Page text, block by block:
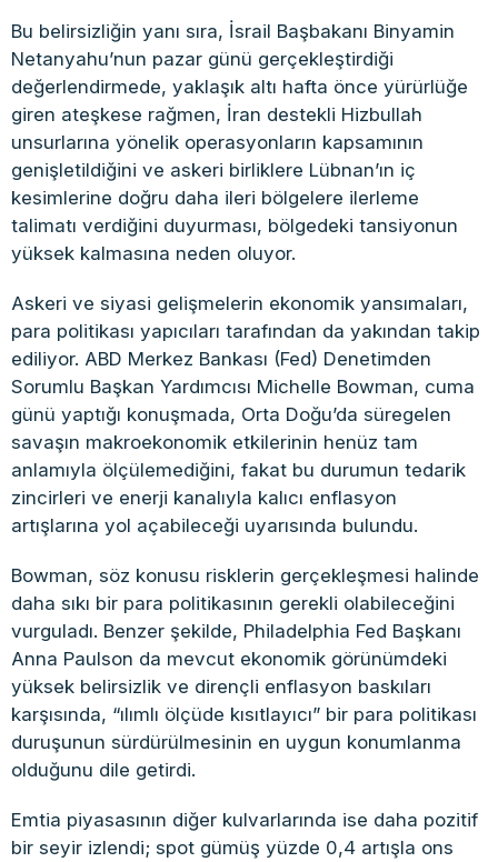
Bu belirsizliğin yanı sıra, İsrail Başbakanı Binyamin
Netanyahu’nun pazar günü gerçekleştirdiği
değerlendirmede, yaklaşık altı hafta önce yürürlüğe
giren ateşkese rağmen, İran destekli Hizbullah
unsurlarına yönelik operasyonların kapsamının
genişletildiğini ve askeri birliklere Lübnan’ın iç
kesimlerine doğru daha ileri bölgelere ilerleme
talimatı verdiğini duyurması, bölgedeki tansiyonun
yüksek kalmasına neden oluyor.
Askeri ve siyasi gelişmelerin ekonomik yansımaları,
para politikası yapıcıları tarafından da yakından takip
ediliyor. ABD Merkez Bankası (Fed) Denetimden
Sorumlu Başkan Yardımcısı Michelle Bowman, cuma
günü yaptığı konuşmada, Orta Doğu’da süregelen
savaşın makroekonomik etkilerinin henüz tam
anlamıyla ölçülemediğini, fakat bu durumun tedarik
zincirleri ve enerji kanalıyla kalıcı enflasyon
artışlarına yol açabileceği uyarısında bulundu.
Bowman, söz konusu risklerin gerçekleşmesi halinde
daha sıkı bir para politikasının gerekli olabileceğini
vurguladı. Benzer şekilde, Philadelphia Fed Başkanı
Anna Paulson da mevcut ekonomik görünümdeki
yüksek belirsizlik ve dirençli enflasyon baskıları
karşısında, “ılımlı ölçüde kısıtlayıcı” bir para politikası
duruşunun sürdürülmesinin en uygun konumlanma
olduğunu dile getirdi.
Emtia piyasasının diğer kulvarlarında ise daha pozitif
bir seyir izlendi; spot gümüş yüzde 0,4 artışla ons